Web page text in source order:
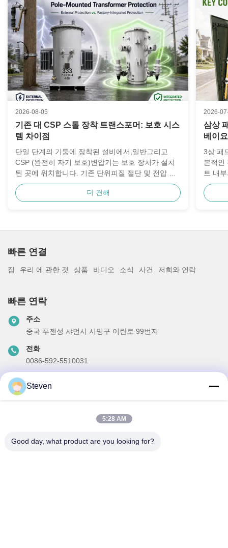
2026-08-05
기존 대 CSP 스톨 장착 트랜스포머: 보호 시스
템 차이점
단일 단계의 기둥에 장착된 설비에서,일반그리고
CSP (완전히 자기 보호)변압기는 보호 장치가 설치
된 곳에 위치합니다. 기존 단위피질 절단 및 전압 차
단기에 의존합니다. CSP 단위원자력 약한 링크, 2차
차단기, 원자력 전압 차단기를 공장 트랜스포머에 직
접 또는 내부에 통합합니다. 이 구조적 구분은 직접
구성을 선택하는 것은 지역 보호 관행, 사용 가능한
결함 전류 및 장기 유지 보수 ...
더 견해
2026-
삼상
베이
3상 패
본적인
트 내
결되
고장
적으
빠른 연결
집 우리 에 관한 것 상품 비디오 소식 사건 저희와 연락
빠른 연락
주소
중국 푸젠성 샤먼시 시밍구 이란로 99번지
전화
0086-592-5510031
steven@winley-electric.com
우리 뉴스레터
Steven
5:28 AM
Good day, what product are you looking for?